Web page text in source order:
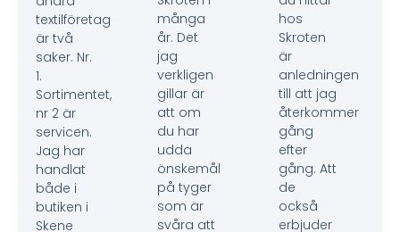
textilföretag
är två
saker. Nr.
1.
Sortimentet,
nr 2 är
servicen.
Jag har
handlat
både i
butiken i
Skene
många
år. Det
jag
verkligen
gillar är
att om
du har
udda
önskemål
på tyger
som är
svåra att
hos
Skroten
är
anledningen
till att jag
återkommer
gång
efter
gång. Att
de
också
erbjuder